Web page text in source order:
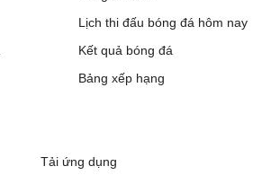
Lịch thi đấu bóng đá hôm nay
Kết quả bóng đá
Bảng xếp hạng
Tải ứng dụng